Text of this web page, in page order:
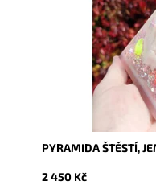
PYRAMIDA ŠTĚSTÍ,
2 450 Kč